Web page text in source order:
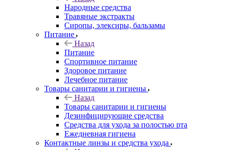
Народные средства
Травяные экстракты
Сиропы, элексиры, бальзамы
Питание
Назад
Питание
Спортивное питание
Здоровое питание
Лечебное питание
Товары санитарии и гигиены
Назад
Товары санитарии и гигиены
Дезинфицирующие средства
Средства для ухода за полостью рта
Ежедневная гигиена
Контактные линзы и средства ухода